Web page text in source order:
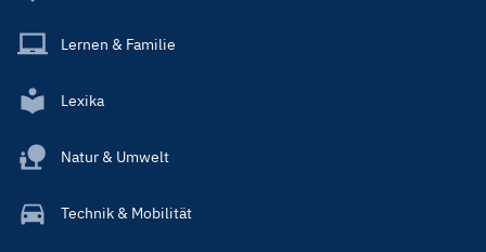
Lernen & Familie
Lexika
Natur & Umwelt
Technik & Mobilität